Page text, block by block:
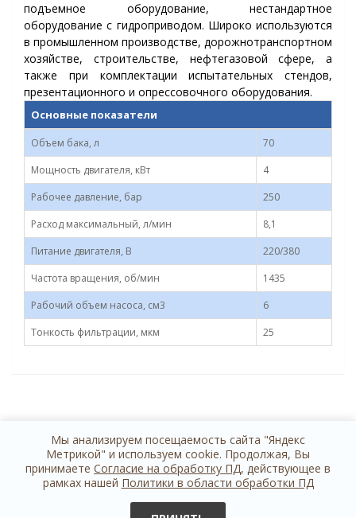
подъемное оборудование, нестандартное
оборудование с гидроприводом. Широко используются
в промышленном производстве, дорожнотранспортном
хозяйстве, строительстве, нефтегазовой сфере, а
также при комплектации испытательных стендов,
презентационного и опрессовочного оборудования.
Основные показатели
Объем бака, л
70
Мощность двигателя, кВт
4
Рабочее давление, бар
250
Расход максимальный, л/мин
8,1
Питание двигателя, В
220/380
Частота вращения, об/мин
1435
Рабочий объем насоса, см3
6
Тонкость фильтрации, мкм
25
+7 812 614 44 24
Мы анализируем посещаемость сайта "Яндекс
Метрикой" и используем cookie. Продолжая, Вы
принимаете Согласие на обработку ПД, действующее в
рамках нашей Политики в области обработки ПД